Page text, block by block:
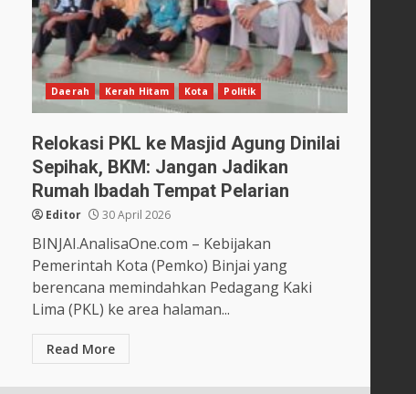
Daerah Kerah Hitam Kota Politik
Relokasi PKL ke Masjid Agung Dinilai
Sepihak, BKM: Jangan Jadikan
Rumah Ibadah Tempat Pelarian
Editor 30 April 2026
BINJAI.AnalisaOne.com – Kebijakan
Pemerintah Kota (Pemko) Binjai yang
berencana memindahkan Pedagang Kaki
Lima (PKL) ke area halaman...
Read More